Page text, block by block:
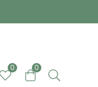
0 0